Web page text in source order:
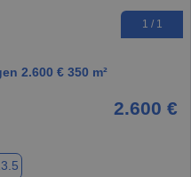
1 / 1
2.600 € 350 m²
2.600 €